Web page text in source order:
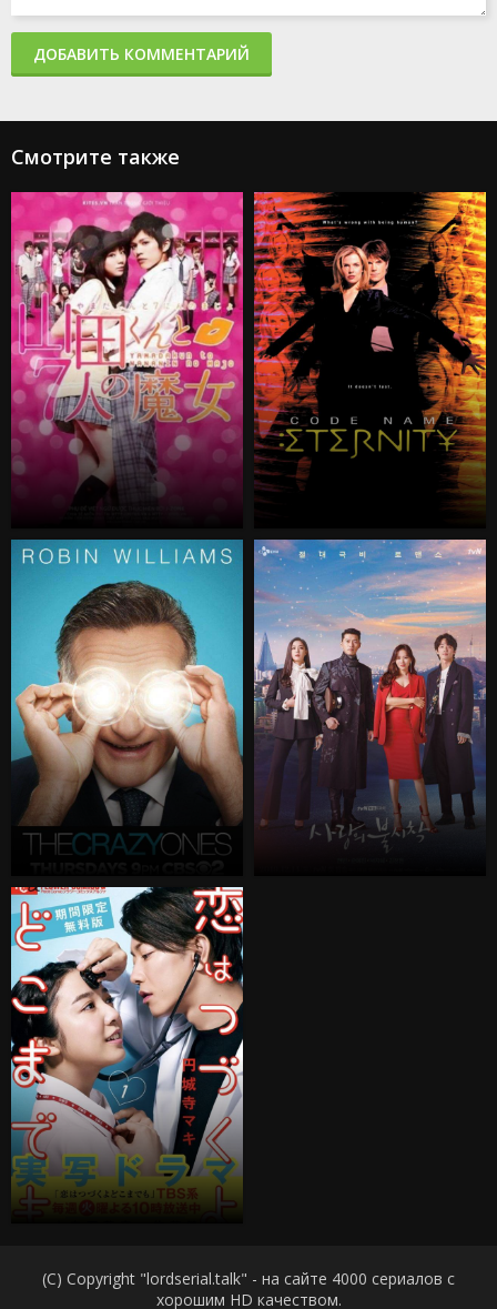
ДОБАВИТЬ КОММЕНТАРИЙ
Смотрите также
(C) Copyright "lordserial.talk" - на сайте 4000 сериалов с
хорошим HD качеством.